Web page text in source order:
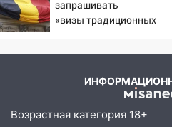
горохом
запрашивать
«визы традиционных
Возрастная категория 18+